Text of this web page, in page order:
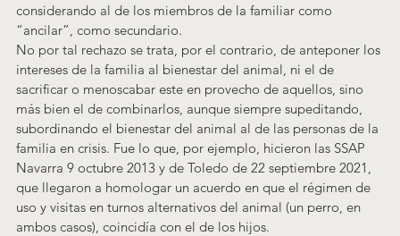
considerando al de los miembros de la familiar como
“ancilar”, como secundario.
No por tal rechazo se trata, por el contrario, de anteponer los
intereses de la familia al bienestar del animal, ni el de
sacrificar o menoscabar este en provecho de aquellos, sino
más bien el de combinarlos, aunque siempre supeditando,
subordinando el bienestar del animal al de las personas de la
familia en crisis. Fue lo que, por ejemplo, hicieron las SSAP
Navarra 9 octubre 2013 y de Toledo de 22 septiembre 2021
que llegaron a homologar un acuerdo en que el régimen de
uso y visitas en turnos alternativos del animal (un perro, en
ambos casos), coincidía con el de los hijos.